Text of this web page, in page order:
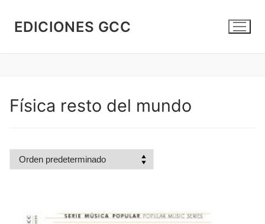
contenido
EDICIONES GCC
Física resto del mundo